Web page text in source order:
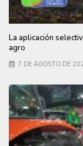
La aplicación
agro
7 DE AGOSTO DE